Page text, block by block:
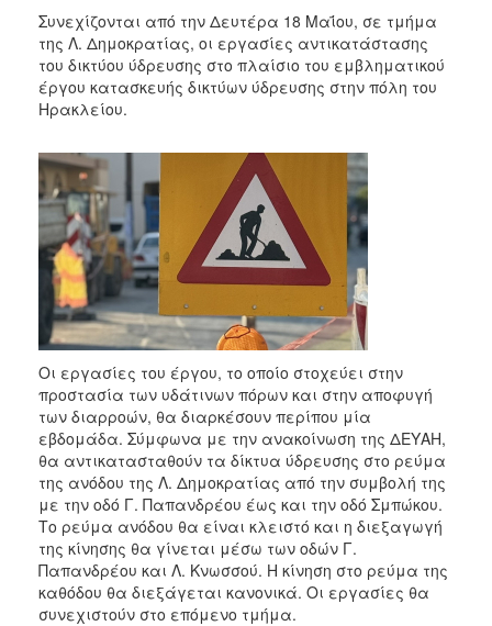
Συνεχίζονται από την Δευτέρα 18 Μαΐου, σε τμήμα
της Λ. Δημοκρατίας, οι εργασίες αντικατάστασης
του δικτύου ύδρευσης στο πλαίσιο του εμβληματικού
έργου κατασκευής δικτύων ύδρευσης στην πόλη του
Ηρακλείου.
Οι εργασίες του έργου, το οποίο στοχεύει στην
προστασία των υδάτινων πόρων και στην αποφυγή
των διαρροών, θα διαρκέσουν περίπου μία
εβδομάδα. Σύμφωνα με την ανακοίνωση της ΔΕΥΑΗ,
θα αντικατασταθούν τα δίκτυα ύδρευσης στο ρεύμα
της ανόδου της Λ. Δημοκρατίας από την συμβολή της
με την οδό Γ. Παπανδρέου έως και την οδό Σμπώκου.
Το ρεύμα ανόδου θα είναι κλειστό και η διεξαγωγή
της κίνησης θα γίνεται μέσω των οδών Γ.
Παπανδρέου και Λ. Κνωσσού. Η κίνηση στο ρεύμα της
καθόδου θα διεξάγεται κανονικά. Οι εργασίες θα
συνεχιστούν στο επόμενο τμήμα.